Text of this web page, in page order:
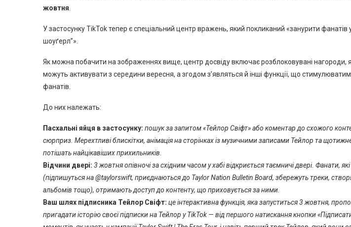
жовтня
У застосунку TikTok тепер є спеціальний центр вражень, який покликаний «занурити фанатів
шоуґерл”».
Як можна побачити на зображеннях вище, центр досвіду включає розблоковувані нагороди,
можуть активувати з середини вересня, а згодом з’являться й інші функції, що
фанатів.
До них належать:
Пасхальні яйця в застосунку: пошук за запитом «Тейлор Свіфт» або коментар до схожого
сюрприз. Мерехтливі блискітки, анімація на сторінках із музичними записами Тейлор та
потішать найцікавіших прихильників.
Відчини двері: 3 жовтня опівночі за східним часом у хабі відкриється таємничі двері. Фанати,
(підпишуться на @taylorswift, приєднаються до Taylor Nation Bulletin Board, збережуть треки,
альбомів тощо), отримають доступ до контенту, що приховується за ними.
Ваш шлях підписника Тейлор Свіфт: це інтерактивна функція, яка запуститься 3 жовтня,
пригадати історію своєї підписки на Тейлор у TikTok — від першого натискання кнопки